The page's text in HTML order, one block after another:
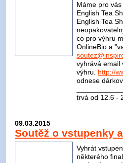
Máme pro
English Tea
English Tea
co pro výhru
OnlineBio a
vyhrává email
výhru. http://
odnese
trvá od 12.6 -
09.03.2015
Soutěž o vstupenky
Vyhrát
některého